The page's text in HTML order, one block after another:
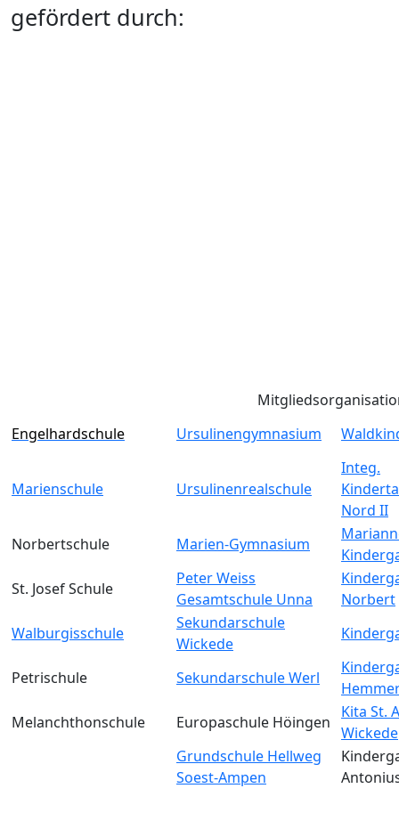
gefördert durch:
Engelhardschule
Ursulinengymnasium
Marienschule Ursulinenrealschule
Integ.
Nord II
Norbertschule
Marien-Gymnasium
St. Josef Schule
Peter Weiss
Gesamtschule Unna
Norbert
Walburgisschule
Sekundarschule
Wickede
Petrischule Sekundarschule Werl
Melanchthonschule
Europaschule Höingen
Kita St.
Wickede
Grundschule Hellweg
Soest-Ampen